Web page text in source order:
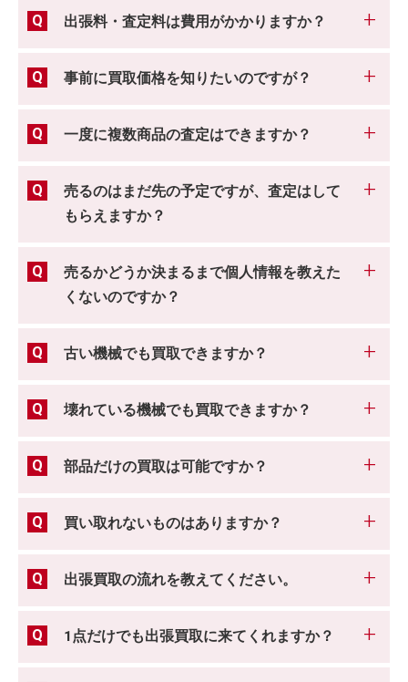
出張料・査定料は費用がかかりますか？
事前に買取価格を知りたいのですが？
一度に複数商品の査定はできますか？
売るのはまだ先の予定ですが、査定はして
もらえますか？
売るかどうか決まるまで個人情報を教えた
くないのですか？
古い機械でも買取できますか？
壊れている機械でも買取できますか？
部品だけの買取は可能ですか？
買い取れないものはありますか？
出張買取の流れを教えてください。
1点だけでも出張買取に来てくれますか？